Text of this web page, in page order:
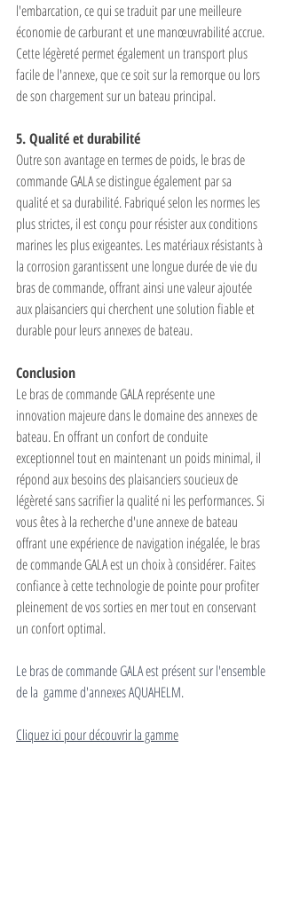
l'embarcation, ce qui se traduit par une meilleure
économie de carburant et une manœuvrabilité accrue.
Cette légèreté permet également un transport plus
facile de l'annexe, que ce soit sur la remorque ou lors
de son chargement sur un bateau principal.
5. Qualité et durabilité
Outre son avantage en termes de poids, le bras de
commande GALA se distingue également par sa
qualité et sa durabilité. Fabriqué selon les normes les
plus strictes, il est conçu pour résister aux conditions
marines les plus exigeantes. Les matériaux résistants à
la corrosion garantissent une longue durée de vie du
bras de commande, offrant ainsi une valeur ajoutée
aux plaisanciers qui cherchent une solution fiable et
durable pour leurs annexes de bateau.
Conclusion
Le bras de commande GALA représente une
innovation majeure dans le domaine des annexes de
bateau. En offrant un confort de conduite
exceptionnel tout en maintenant un poids minimal, il
répond aux besoins des plaisanciers soucieux de
légèreté sans sacrifier la qualité ni les performances. Si
vous êtes à la recherche d'une annexe de bateau
offrant une expérience de navigation inégalée, le bras
de commande GALA est un choix à considérer. Faites
confiance à cette technologie de pointe pour profiter
pleinement de vos sorties en mer tout en conservant
un confort optimal.
Le bras de commande GALA est présent sur l'ensemble
de la  gamme d'annexes AQUAHELM.
Cliquez ici pour découvrir la gamme